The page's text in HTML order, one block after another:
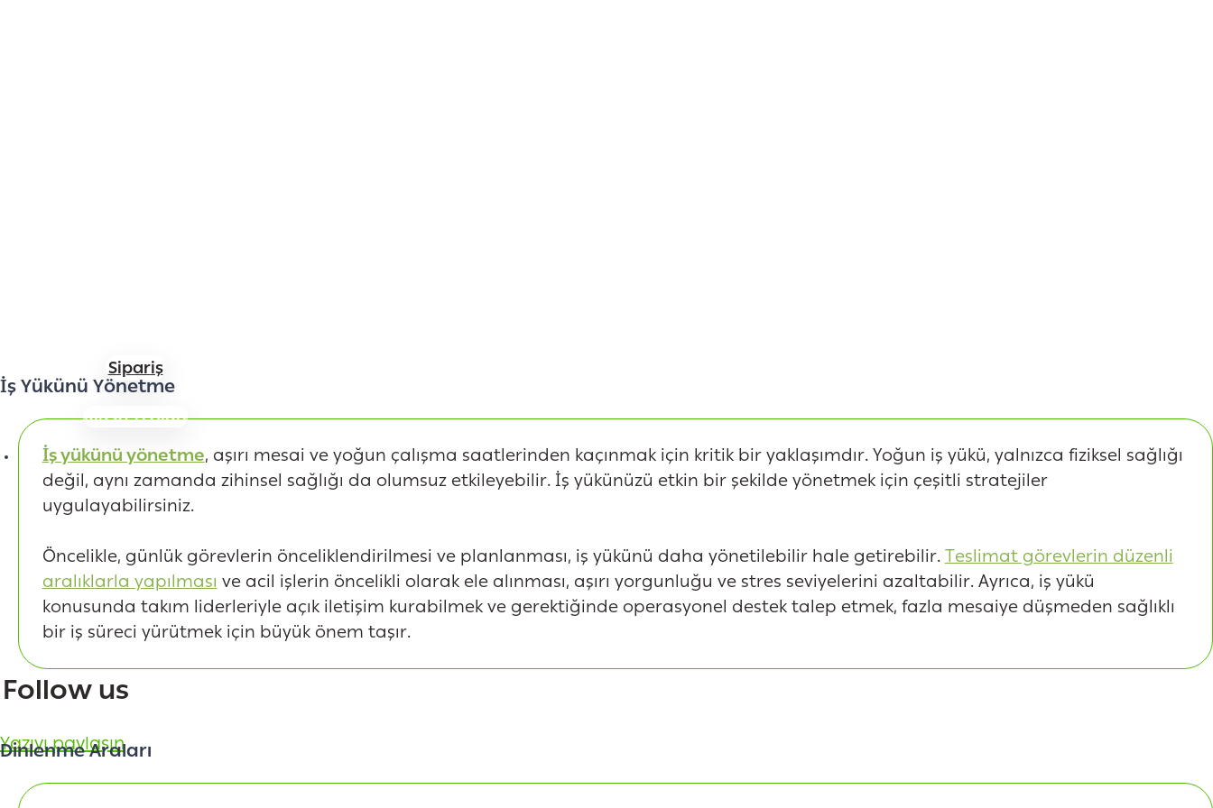
Sipariş
Müşteri olun
Follow us
Yazıyı paylaşın
İş Yükünü Yönetme
İş yükünü yönetme, aşırı mesai ve yoğun çalışma saatlerinden kaçınmak için kritik bir yaklaşımdır. Yoğun iş yükü, yalnızca fiziksel sağlığı
değil, aynı zamanda zihinsel sağlığı da olumsuz etkileyebilir. İş yükünüzü etkin bir şekilde yönetmek için çeşitli stratejiler
uygulayabilirsiniz.
Öncelikle, günlük görevlerin önceliklendirilmesi ve planlanması, iş yükünü daha yönetilebilir hale getirebilir. Teslimat görevlerin düzenli
aralıklarla yapılması ve acil işlerin öncelikli olarak ele alınması, aşırı yorgunluğu ve stres seviyelerini azaltabilir. Ayrıca, iş yükü
konusunda takım liderleriyle açık iletişim kurabilmek ve gerektiğinde operasyonel destek talep etmek, fazla mesaiye düşmeden sağlıklı
bir iş süreci yürütmek için büyük önem taşır.
Dinlenme Araları